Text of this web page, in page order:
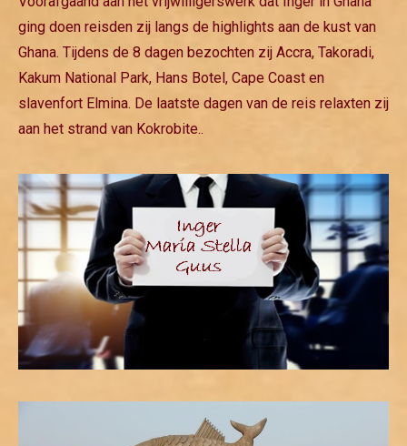
ging doen reisden zij langs de highlights aan de kust van
Ghana. Tijdens de 8 dagen bezochten zij Accra, Takoradi,
Kakum National Park, Hans Botel, Cape Coast en
slavenfort Elmina. De laatste dagen van de reis relaxten zij
aan het strand van Kokrobite..